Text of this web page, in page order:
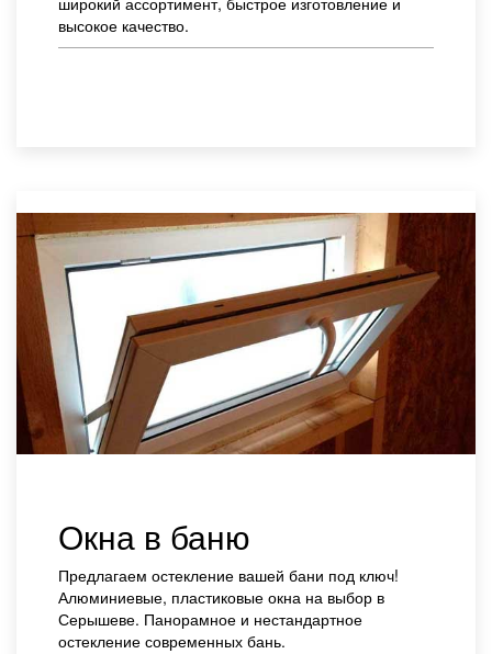
высокое качество.
Окна в баню
Предлагаем остекление вашей бани под ключ!
Алюминиевые, пластиковые окна на выбор в
Серышеве. Панорамное и нестандартное
остекление современных бань.